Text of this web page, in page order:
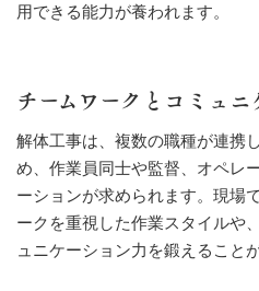
用できる能力が養われます。
チームワークとコミュ
解体工事は、複数の職種が連携
め、作業員同士や監督、オペレ
ーションが求められます。現場
ークを重視した作業スタイルや
ュニケーション力を鍛えること